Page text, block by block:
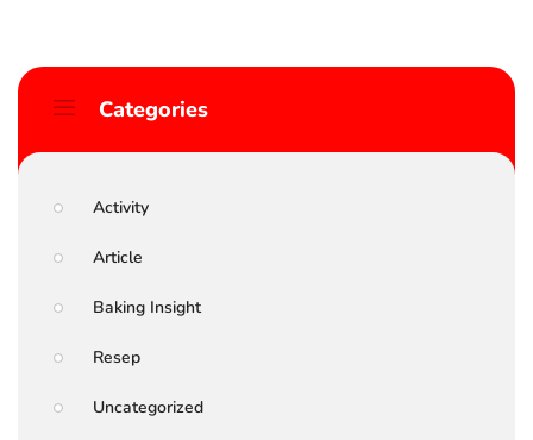
Categories
Activity
Article
Baking Insight
Resep
Uncategorized